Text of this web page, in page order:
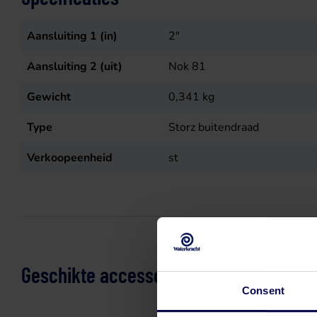
Consent
Aansluiting 1 (in)
2"
Aansluiting 2 (uit)
Nok 81
Gewicht
0,341 kg
Type
Storz buitendraad
Verkoopeenheid
st
Geschikte accessoires